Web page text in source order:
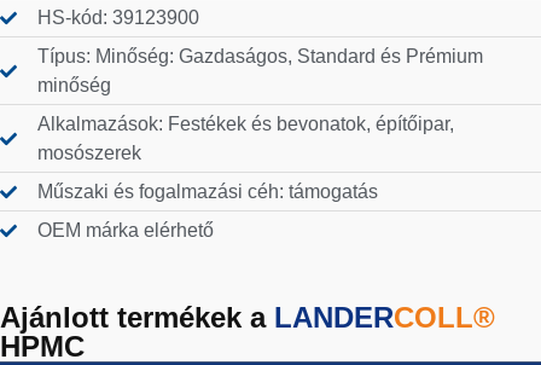
HS-kód: 39123900
Típus: Minőség: Gazdaságos, Standard és Prémium
minőség
Alkalmazások: Festékek és bevonatok, építőipar,
mosószerek
Műszaki és fogalmazási céh: támogatás
OEM márka elérhető
Ajánlott termékek a LANDERCOLL®
HPMC